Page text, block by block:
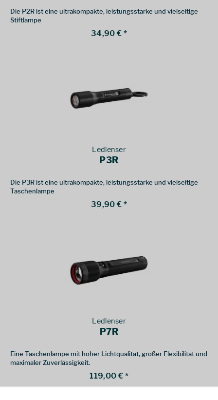
Die P2R ist eine ultrakompakte, leistungsstarke und vielseitige
Stiftlampe
34,90 € *
Ledlenser
P3R
Die P3R ist eine ultrakompakte, leistungsstarke und vielseitige
Taschenlampe
39,90 € *
Ledlenser
P7R
Eine Taschenlampe mit hoher Lichtqualität, großer Flexibilität und
maximaler Zuverlässigkeit.
119,00 € *